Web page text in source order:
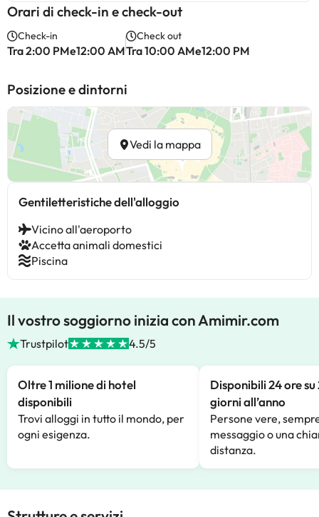
Orari di check-in e check-out
Check-in
Tra 2:00 PMe12:00 AM
Check out
Tra 10:00 AMe12:00 PM
Posizione e dintorni
Vedi la mappa
Gentiletteristiche dell'alloggio
Vicino all'aeroporto
Accetta animali domestici
Piscina
Il vostro soggiorno inizia con Amimir.com
Trustpilot 4.5/5
Oltre 1 milione di hotel
disponibili
Trovi alloggi in tutto il mondo, per
ogni esigenza.
Disponibili 24 ore su
giorni all’anno
Persone vere,
messaggio o una
distanza.